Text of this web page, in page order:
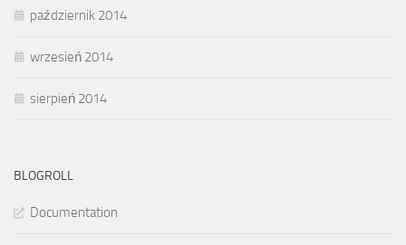
październik 2014
wrzesień 2014
sierpień 2014
BLOGROLL
Documentation